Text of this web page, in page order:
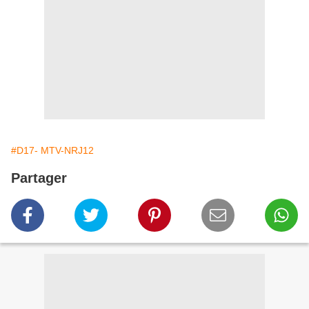
#D17- MTV-NRJ12
Partager